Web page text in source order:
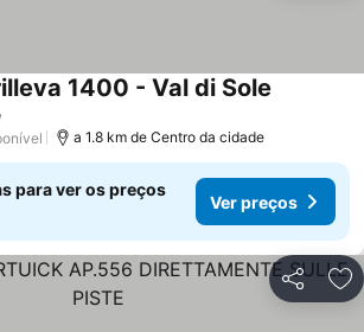
1400 - Val di Sole
a 1.8 km de Centro da cidade
para ver os preços
Ver preços
Partilhar